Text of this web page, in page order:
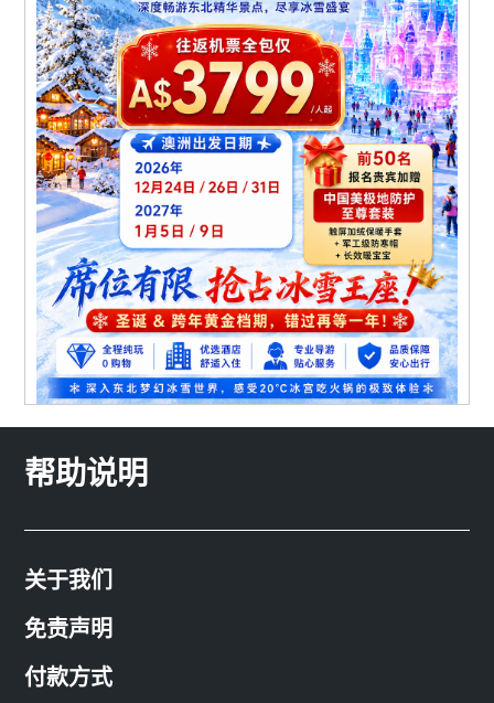
帮助说明
关于我们
免责声明
付款方式